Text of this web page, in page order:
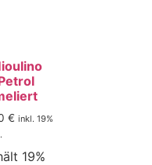
€ inkl. 19%
19%